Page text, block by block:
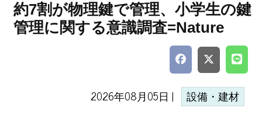
約7割が物理鍵で管理、小学生の鍵
管理に関する意識調査=Nature
2026年08月05日 | 設備・建材